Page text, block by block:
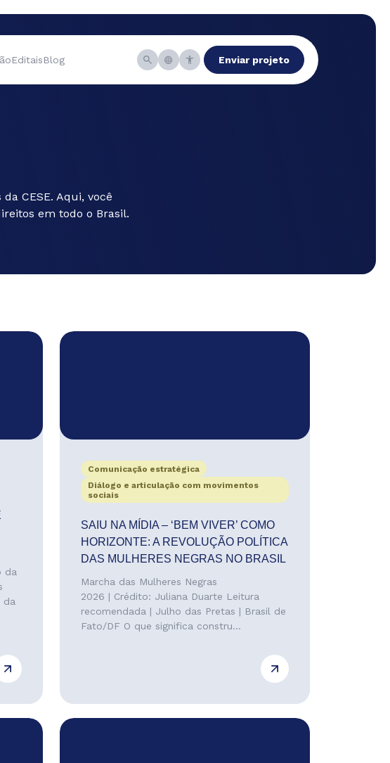
EditaisBlog Enviar projeto
CESE. Aqui, você
em todo o Brasil.
da
da
Comunicação estratégica
Diálogo e articulação com movimentos
sociais
SAIU NA MÍDIA – ‘BEM VIVER’ COMO
HORIZONTE: A REVOLUÇÃO POLÍTICA
DAS MULHERES NEGRAS NO BRASIL
Marcha das Mulheres Negras
2026 | Crédito: Juliana Duarte Leitura
recomendada | Julho das Pretas | Brasil de
Fato/DF O que significa constru...